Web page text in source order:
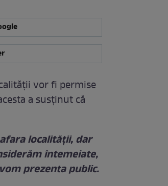
vor fi permise
a susținut că
localității, dar
întemeiate,
prezenta public.